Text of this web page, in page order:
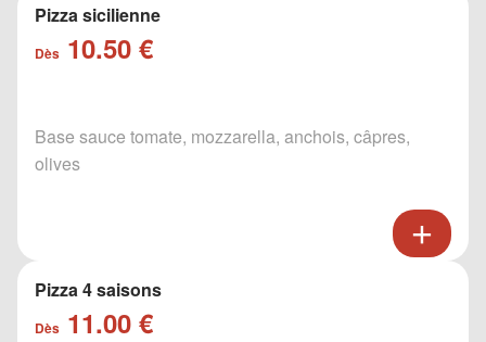
Pizza sicilienne
Dès 10.50 €
Base sauce tomate, mozzarella, anchois, câpres,
olives
Pizza 4 saisons
Dès 11.00 €